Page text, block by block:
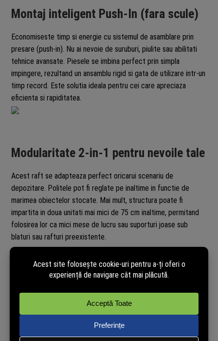
Montaj inteligent Push-In (fara scule)
Economiseste timp si energie cu sistemul de asamblare prin
presare (push-in). Nu ai nevoie de suruburi, piulite sau abilitati
tehnice avansate. Piesele se imbina perfect prin simpla
impingere, rezultand un ansamblu rigid si gata de utilizare intr-un
timp record. Este solutia ideala pentru cei care apreciaza
eficienta si rapiditatea.
Modularitate 2-in-1 pentru nevoile tale
Acest raft se adapteaza perfect oricarui scenariu de
depozitare. Politele pot fi reglate pe inaltime in functie de
marimea obiectelor stocate. Mai mult, structura poate fi
impartita in doua unitati mai mici de 75 cm inaltime, permitand
folosirea lor ca mici mese de lucru sau suporturi joase sub
blaturi sau rafturi preexistente.